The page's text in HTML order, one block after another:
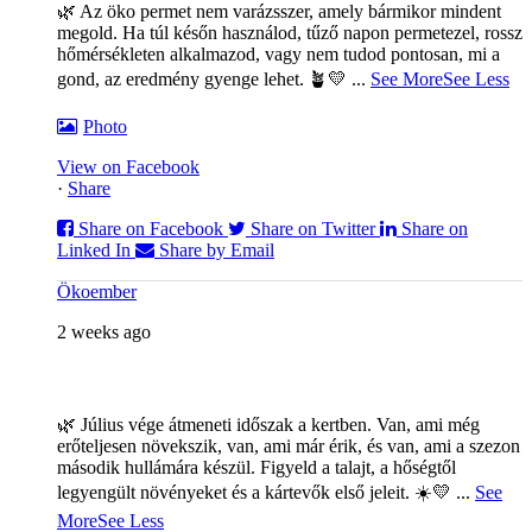
🌿 Az öko permet nem varázsszer, amely bármikor mindent
megold. Ha túl későn használod, tűző napon permetezel, rossz
hőmérsékleten alkalmazod, vagy nem tudod pontosan, mi a
gond, az eredmény gyenge lehet. 🪴💛 ... See MoreSee Less
Photo
View on Facebook
· Share
Share on Facebook
Share on Twitter
Share on
Linked In
Share by Email
Ökoember
2 weeks ago
🌿 Július vége átmeneti időszak a kertben. Van, ami még
erőteljesen növekszik, van, ami már érik, és van, ami a szezon
második hullámára készül. Figyeld a talajt, a hőségtől
legyengült növényeket és a kártevők első jeleit. ☀️💛 ... See
MoreSee Less